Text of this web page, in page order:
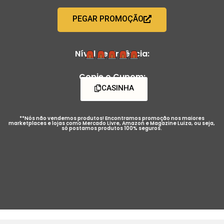
PEGAR PROMOÇÃO
Nível de Urgência:
Copie o Cupom:
CASINHA
**Nós não vendemos produtos! Encontramos promoção nos maiores
marketplaces e lojas como Mercado Livre, Amazon e Magazine Luiza, ou seja,
só postamos produtos 100% seguros.